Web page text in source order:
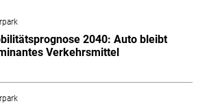
2040: Auto bleibt
Verkehrsmittel